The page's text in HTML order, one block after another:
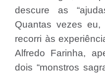
descure as
Quantas vezes
recorri às
Alfredo Farinha,
dois “monstros